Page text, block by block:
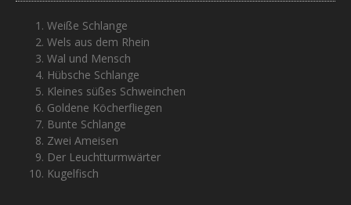
Weiße Schlange
Wels aus dem Rhein
Wal und Mensch
Hübsche Schlange
Kleines süßes Schweinchen
Goldene Köcherfliegen
Bunte Schlange
Zwei Ameisen
Der Leuchtturmwärter
Kugelfisch